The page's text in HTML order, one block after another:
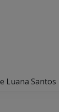
Luana Santos